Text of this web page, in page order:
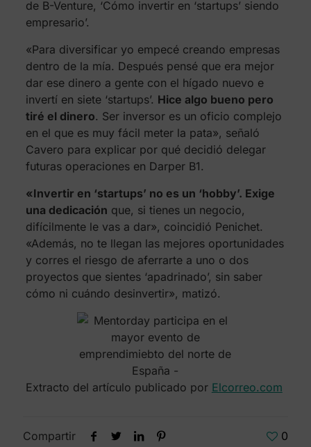
de B-Venture, ‘Cómo invertir en ‘startups’ siendo
empresario’.
«Para diversificar yo empecé creando empresas
dentro de la mía. Después pensé que era mejor
dar ese dinero a gente con el hígado nuevo e
invertí en siete ‘startups’. Hice algo bueno pero
tiré el dinero. Ser inversor es un oficio complejo
en el que es muy fácil meter la pata», señaló
Cavero para explicar por qué decidió delegar
futuras operaciones en Darper B1.
«Invertir en ‘startups’ no es un ‘hobby’. Exige
una dedicación que, si tienes un negocio,
difícilmente le vas a dar», coincidió Penichet.
«Además, no te llegan las mejores oportunidades
y corres el riesgo de aferrarte a uno o dos
proyectos que sientes ‘apadrinado’, sin saber
cómo ni cuándo desinvertir», matizó.
Extracto del artículo publicado por Elcorreo.com
Compartir 0